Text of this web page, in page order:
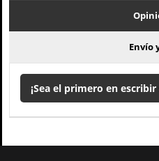
Envío
¡Sea el primero en